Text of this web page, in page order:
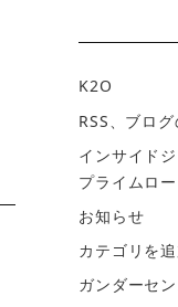
K2O
RSS、ブロ
インサイド
プライムロ
お知らせ
カテゴリを
ガンダーセ